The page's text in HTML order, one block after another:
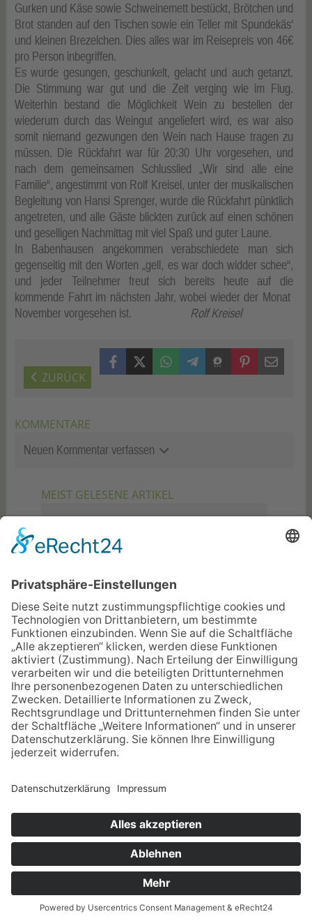
Gurken und Käse sowie Schweinemett bestückt, Brötchen und
Brot standen auf den Tischen sowie ein Teller mit Spundekäs‘
und kleinen Brezelchen. Dies alles war im Reisepreis von 46€
pro Person inbegriffen.
Es wurde gesungen, geschunkelt, gelacht und auch getanzt.
Die Stimmung war gut und die Zeit verging wie im Flug.
Weiterhin bestand die Möglichkeit Wein zu bestellen der
wiederum durch das Weingut angeliefert wird, es war also
somit niemand gezwungen den Wein nach Hause tragen zu
müssen. Die Rückfahrt war für 20:30 Uhr vorgesehen, und
nach dem gemeinsamen Schlusslied „Wir sind alle eine
Familie“, angestimmt von Rolf Kreisel, unter der musikalischen
Begleitung von Hansi Sprenger, wurde die Rückfahrt pünktlich
angetreten, und alle Gäste blickten zurück auf einen schönen
und geselligen Nachmittag mit viel Spaß und guter Laune.
In Babenhausen angekommen verabschiedete man sich
gegenseitig mit den Worten „gell, es war doch widder schee“,
und jeder Teilnehmer freut sich bereits heute auf die
kommende Fahrt im nächsten Jahr, wobei wieder der Monat
November vorgesehen ist. Rolf Kreisel
ZURÜCK
FacebookX (Twitter)WhatsAppTelegramThreemaPinterestMail
KOMMENTARE
Neuen Kommentar verfassen
MEIST GELESENE ARTIKEL
Sommerfest
29.07.2026
Zusatzkonzert der Italienischen
Uhr
06.08.2026
„Internationale“ Ferienspiele
auf dem Gelände der
Markwaldschule eröffnet
03.12.2025
Männerstimmen100 – Ein
Konzertabend zum Wohlfühlen
und mit Gänsehautfeeling
18.02.2026
Ehrenamtliches Engagement
zahlt sich aus und bringt
Freude
© - Alle Rechte vorbehalten. Babenhäuser Zeitung
Verlagsgesellschaft mbh, Platanenallee 32, 64832 Babenhausen,
Telefon: 06073-740124, Fax: 06073-740 123, E-Mail:
zeitung@t-online.de.
Powered bynative:media.